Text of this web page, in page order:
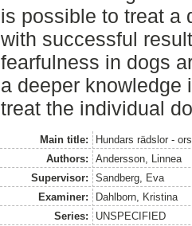
is possible to treat a
with successful
fearfulness in dogs
a deeper knowledge
treat the individual
Main title:
Hundars rädslor -
Authors:
Andersson, Linnea
Supervisor:
Sandberg, Eva
Examiner:
Dahlborn, Kristina
Series:
UNSPECIFIED